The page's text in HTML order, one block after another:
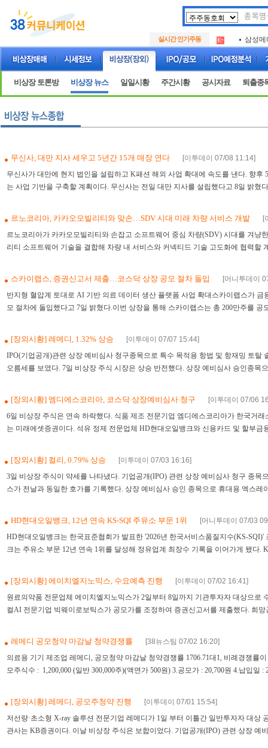
실시간 인기주동
.
아크로
삼성메
.
아크로
.
아하
비상장 토론방 비상장 뉴스 일일시황 주간시황 공시자료 퇴출종
무신사, 대만 지사 세우고 5년간 15개 매장 연다 [이투데이 07/08 11:14]
무신사가 대만에 현지 법인을 설립하고 K패션 해외 사업 확대에 속도를 낸다. 향
는 사업 기반을 구축할 계획이다. 무신사는 전일 대만 지사를 설립했다고 8일 밝혔
르노코리아, 카카오모빌리티와 맞손…SDV 시대 미래 차량 서비스 개발
[
르노코리아가 카카오모빌리티와 손잡고 소프트웨어 중심 차량(SDV) 시대를 겨냥
리티 소프트웨어 기술을 결합해 차량 내 서비스와 커넥티드 기술 고도화에 협력할
스카이랩스, 증권신고서 제출…코스닥 상장 공모 절차 돌입
[머니투데이
반지형 혈압계 토대로 AI 기반 의료 데이터 생산 플랫폼 사업 확대스카이랩스가
모 절차에 돌입했다고 7일 밝혔다.이번 상장을 통해 스카이랩스는 총 200만주를 공
[장외시황] 레메디, 1.32% 상승 [이투데이 07/07 15:44]
IPO(기업공개)관련 상장 예비심사 청구종목으로 특수 목적용 항법 및 항재밍 토탈
오름세를 보였다. 7일 비상장 주식 시장은 상승 반전했다. 상장 예비심사 승인종목
[장외시황] 엠디에스코리아, 코스닥 상장예비심사 청구
[이투데이 07/06
6일 비상장 주식은 연속 하락했다. 식품 제조 전문기업 엠디에스코리아가 한국거
는 미래에셋증권이다. 석유 정제 전문업체 HD현대오일뱅크와 신용카드 및 할부금
[장외시황] 컬리, 0.79% 상승 [이투데이 07/03 16:16]
3일 비상장 주식이 약세를 나타냈다. 기업공개(IPO) 관련 상장 예비심사 청구 종
스가 전날과 동일한 호가를 기록했다. 상장 예비심사 승인 종목으로 휴대용 엑스레
HD현대오일뱅크, 12년 연속 KS-SQI 주유소 부문 1위
[머니투데이 07/03
HD현대오일뱅크는 한국표준협회가 발표한 '2026년 한국서비스품질지수(KS-
크는 주유소 부문 12년 연속 1위를 달성해 정유업계 최장수 기록을 이어가게 됐다.
[장외시황] 에이치엘지노믹스, 수요예측 진행 [이투데이 07/02 16:41]
원료의약품 전문업체 에이치엘지노믹스가 2일부터 8일까지 기관투자자 대상으로
컬AI 전문기업 빅웨이로보틱스가 공모가를 조정하여 증권신고서를 제출했다. 희망
레메디 공모청약 마감날 청약경쟁률 [38뉴스팀 07/02 16:20]
의료용 기기 제조업 레메디, 공모청약 마감날 청약경쟁률 1706.71대1, 비례경쟁률
모주식수 : 1,200,000 (일반 300,000주)(액면가 500원) 3.공모가 : 20,700원 4.납입일 :
[장외시황] 레메디, 공모주청약 진행 [이투데이 07/01 15:54]
저선량·초소형 X-ray 솔루션 전문기업 레메디가 1일 부터 이틀간 일반투자자 대상
관사는 KB증권이다. 이날 비상장 주식은 보합이었다. 기업공개(IPO) 관련 상장 예